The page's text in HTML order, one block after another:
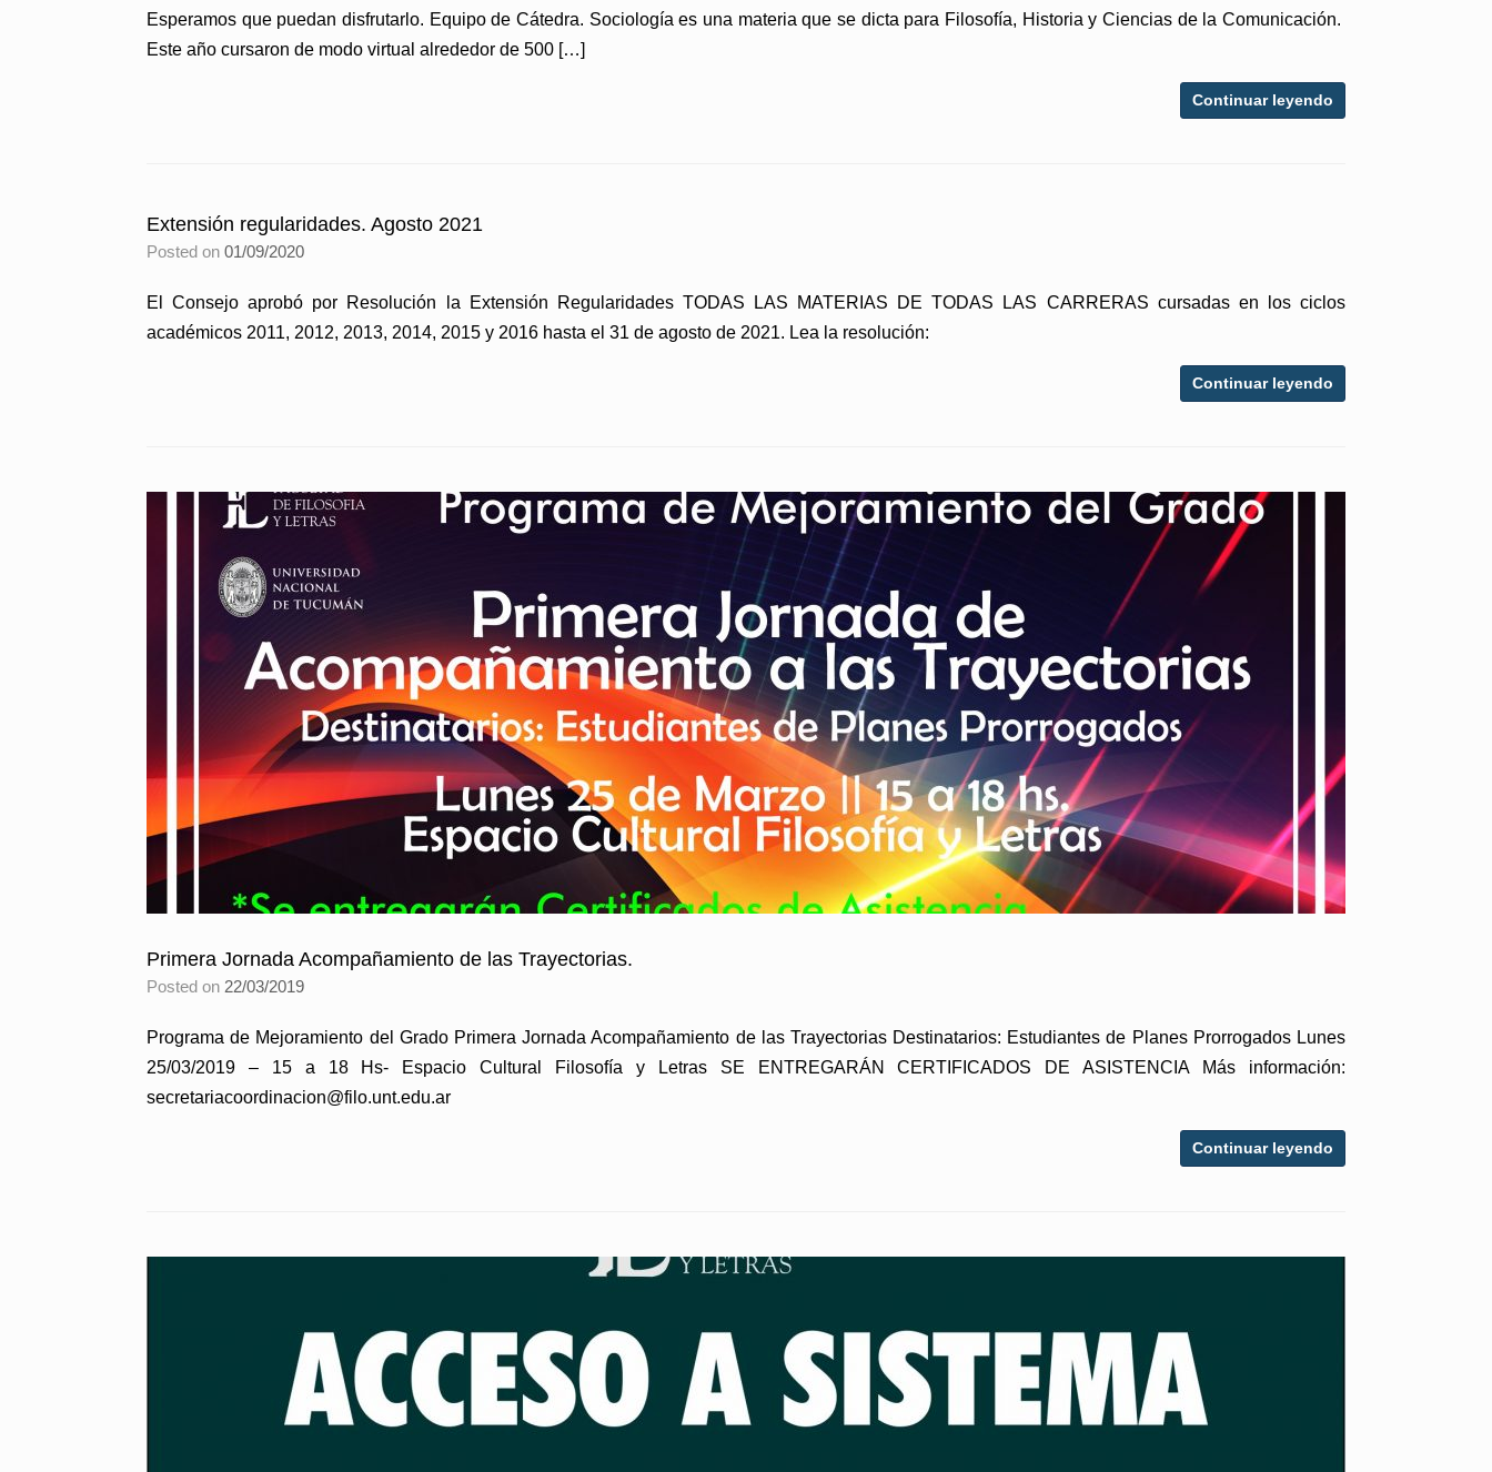
Esperamos que puedan disfrutarlo. Equipo de Cátedra. Sociología es una materia que se dicta para Filosofía, Historia y Ciencias de la Comunicación.
Este año cursaron de modo virtual alrededor de 500 […]
Continuar leyendo
Extensión regularidades. Agosto 2021
Posted on 01/09/2020
El Consejo aprobó por Resolución la Extensión Regularidades TODAS LAS MATERIAS DE TODAS LAS CARRERAS cursadas en los ciclos
académicos 2011, 2012, 2013, 2014, 2015 y 2016 hasta el 31 de agosto de 2021. Lea la resolución:
Continuar leyendo
Primera Jornada Acompañamiento de las Trayectorias.
Posted on 22/03/2019
Programa de Mejoramiento del Grado Primera Jornada Acompañamiento de las Trayectorias Destinatarios: Estudiantes de Planes Prorrogados Lunes
25/03/2019 – 15 a 18 Hs- Espacio Cultural Filosofía y Letras SE ENTREGARÁN CERTIFICADOS DE ASISTENCIA Más información:
secretariacoordinacion@filo.unt.edu.ar
Continuar leyendo